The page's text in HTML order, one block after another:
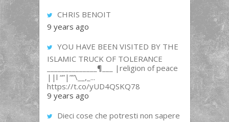
CHRIS BENOIT
9 years ago
YOU HAVE BEEN VISITED BY THE
ISLAMIC TRUCK OF TOLERANCE
______________¶___ |religion of peace
||l “”|””\__,_...
https://t.co/yUD4QSKQ78
9 years ago
Dieci cose che potresti non sapere